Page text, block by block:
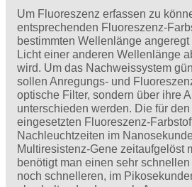
Um Fluoreszenz erfassen zu
entsprechenden Fluoreszenz-
bestimmten Wellenlänge
Licht einer anderen Wellenlänge
wird. Um das Nachweissystem
sollen Anregungs- und
optische Filter, sondern über ihre
unterschieden werden. Die für
eingesetzten Fluoreszenz-
Nachleuchtzeiten im
Multiresistenz-Gene zeitaufgelöst
benötigt man einen sehr
noch schnelleren, im